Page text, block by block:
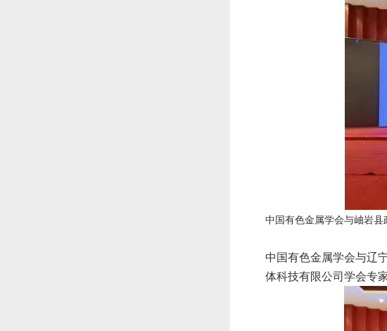
中国有色金属学会与岫岩
中国有色金属学会与辽
体科技有限公司学会专